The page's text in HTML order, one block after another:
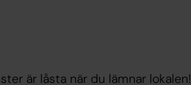
är låsta när du lämnar lokalen!